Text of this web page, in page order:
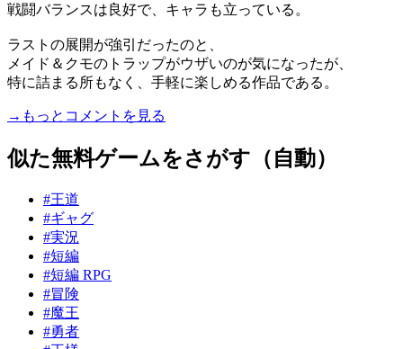
戦闘バランスは良好で、キャラも立っている。
ラストの展開が強引だったのと、
メイド＆クモのトラップがウザいのが気になったが、
特に詰まる所もなく、手軽に楽しめる作品である。
→もっとコメントを見る
似た無料ゲームをさがす（自動）
#王道
#ギャグ
#実況
#短編
#短編 RPG
#冒険
#魔王
#勇者